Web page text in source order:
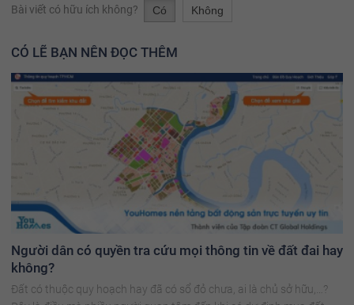
Bài viết có hữu ích không? Có Không
CÓ LẼ BẠN NÊN ĐỌC THÊM
Người dân có quyền tra cứu mọi thông tin về đất đai hay
không?
Đất có thuộc quy hoạch hay đã có sổ đỏ chưa, ai là chủ sở hữu,…?